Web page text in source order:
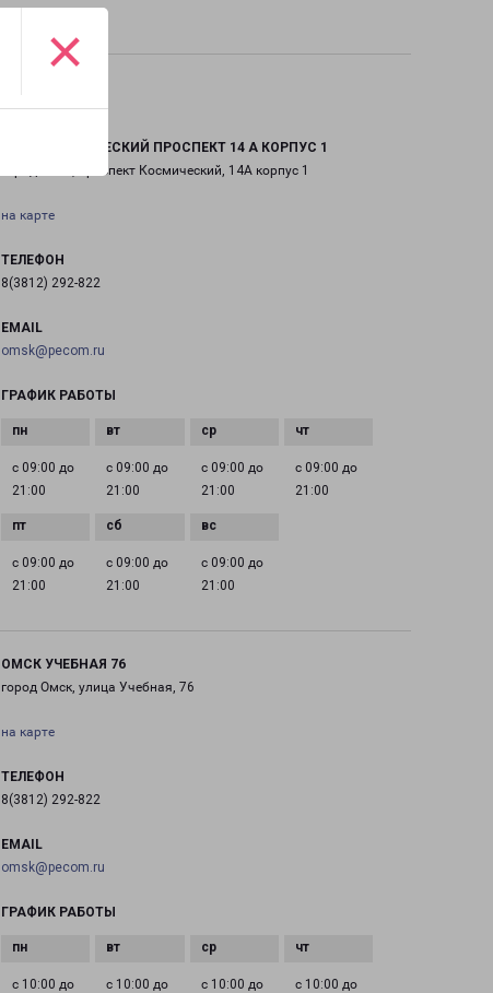
×
ОМСК КОСМИЧЕСКИЙ ПРОСПЕКТ 14 А КОРПУС 1
город Омск, проспект Космический, 14А корпус 1
на карте
ТЕЛЕФОН
8(3812) 292-822
EMAIL
omsk@pecom.ru
ГРАФИК РАБОТЫ
с 09:00 до
21:00
с 09:00 до
21:00
с 09:00 до
21:00
с 09:00 до
21:00
с 09:00 до
21:00
с 09:00 до
21:00
с 09:00 до
21:00
ОМСК УЧЕБНАЯ 76
город Омск, улица Учебная, 76
на карте
ТЕЛЕФОН
8(3812) 292-822
EMAIL
omsk@pecom.ru
ГРАФИК РАБОТЫ
с 10:00 до
с 10:00 до
с 10:00 до
с 10:00 до